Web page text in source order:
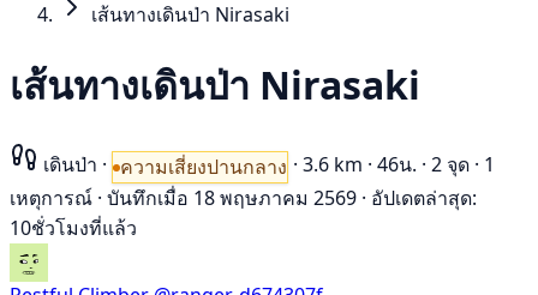
เส้นทางเดินป่า Nirasaki
เส้นทางเดินป่า Nirasaki
เดินป่า · ความเสี่ยงปานกลาง · 3.6 km · 46น. · 2 จุด · 1
เหตุการณ์ · บันทึกเมื่อ 18 พฤษภาคม 2569 · อัปเดตล่าสุด:
10ชั่วโมงที่แล้ว